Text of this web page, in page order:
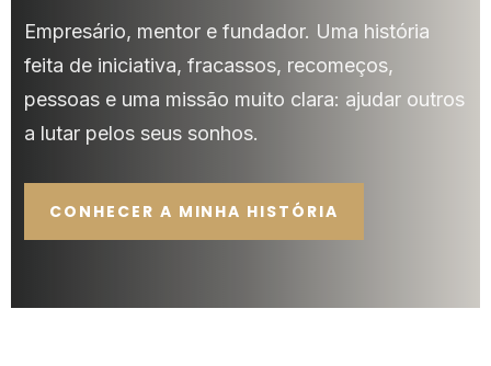
Empresário, mentor e fundador. Uma história
feita de iniciativa, fracassos, recomeços,
pessoas e uma missão muito clara: ajudar outros
a lutar pelos seus sonhos.
CONHECER A MINHA HISTÓRIA